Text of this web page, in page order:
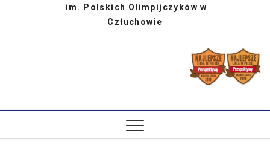
im. Polskich Olimpijczyków w
Człuchowie